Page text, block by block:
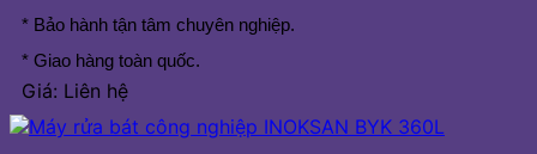
* Bảo hành tận tâm chuyên nghiệp.
* Giao hàng toàn quốc.
Giá: Liên hệ